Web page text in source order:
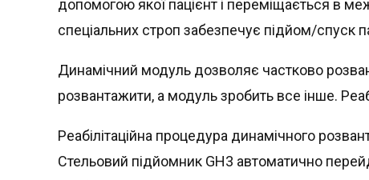
допомогою якої пацієнт і переміщається в
спеціальних строп забезпечує підйом/спуск
Динамічний модуль дозволяє частково
розвантажити, а модуль зробить все інше.
Реабілітаційна процедура динамічного
Стельовий підйомник GH3 автоматично